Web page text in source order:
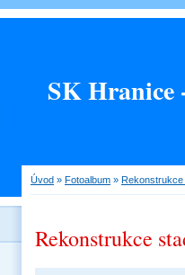
SK
Úvod » Fotoalbum » Rekonstrukce
Rekonstrukce